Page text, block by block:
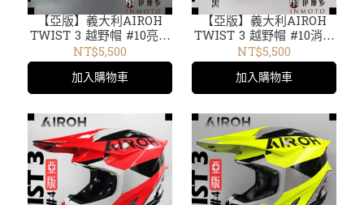
【亞版】義大利AIROH
TWIST 3 越野帽 #10亮白
TW314
NT$5,500
加入購物車
【亞版】義大利AIROH
TWIST 3 越野帽 #10消光
黑 TW311
NT$5,500
加入購物車